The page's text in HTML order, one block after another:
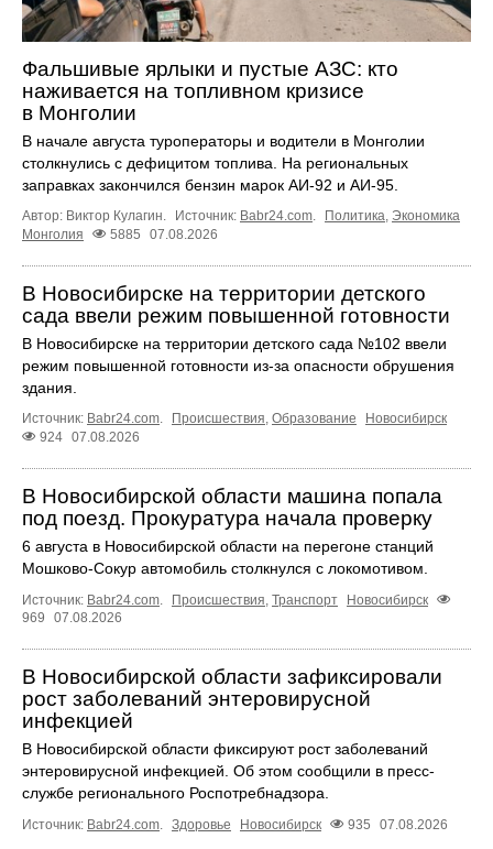
Фальшивые ярлыки и пустые АЗС: кто
наживается на топливном кризисе
в Монголии
В начале августа туроператоры и водители в Монголии
столкнулись с дефицитом топлива. На региональных
заправках закончился бензин марок АИ-92 и АИ-95.
Автор: Виктор Кулагин. Источник: Babr24.com. Политика, Экономика
Монголия
5885 07.08.2026
В Новосибирске на территории детского
сада ввели режим повышенной готовности
В Новосибирске на территории детского сада №102 ввели
режим повышенной готовности из-за опасности обрушения
здания.
Источник: Babr24.com. Происшествия, Образование
Новосибирск
924 07.08.2026
В Новосибирской области машина попала
под поезд. Прокуратура начала проверку
6 августа в Новосибирской области на перегоне станций
Мошково-Сокур автомобиль столкнулся с локомотивом.
Источник: Babr24.com. Происшествия, Транспорт
Новосибирск
969
07.08.2026
В Новосибирской области зафиксировали
рост заболеваний энтеровирусной
инфекцией
В Новосибирской области фиксируют рост заболеваний
энтеровирусной инфекцией. Об этом сообщили в пресс-
службе регионального Роспотребнадзора.
Источник: Babr24.com. Здоровье Новосибирск 935 07.08.2026